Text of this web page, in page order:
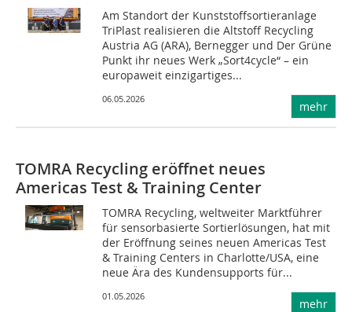
Am Standort der Kunststoffsortieranlage
TriPlast realisieren die Altstoff Recycling
Austria AG (ARA), Bernegger und Der Grüne
Punkt ihr neues Werk „Sort4cycle“ – ein
europaweit einzigartiges...
06.05.2026
mehr
TOMRA Recycling eröffnet neues
Americas Test & Training Center
TOMRA Recycling, weltweiter Marktführer
für sensorbasierte Sortierlösungen, hat mit
der Eröffnung seines neuen Americas Test
& Training Centers in Charlotte/USA, eine
neue Ära des Kundensupports für...
01.05.2026
mehr